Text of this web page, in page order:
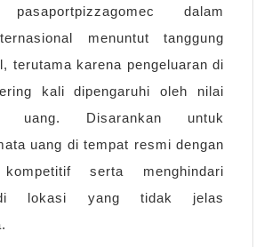
pasaportpizzagomec dalam
menuntut tanggung
terutama karena pengeluaran di
kali dipengaruhi oleh nilai
uang. Disarankan untuk
uang di tempat resmi dengan
serta menghindari
di lokasi yang tidak jelas